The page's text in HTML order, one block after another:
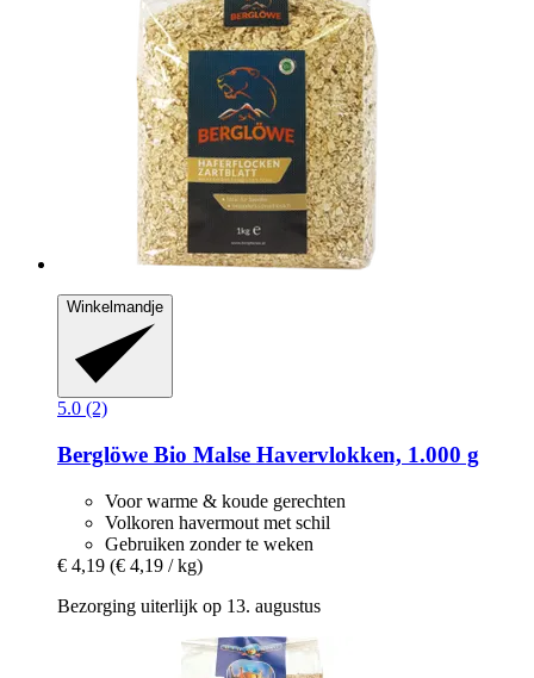
Winkelmandje
5.0 (2)
Berglöwe Bio Malse Havervlokken, 1.000 g
Voor warme & koude gerechten
Volkoren havermout met schil
Gebruiken zonder te weken
€ 4,19 (€ 4,19 / kg)
Bezorging uiterlijk op 13. augustus